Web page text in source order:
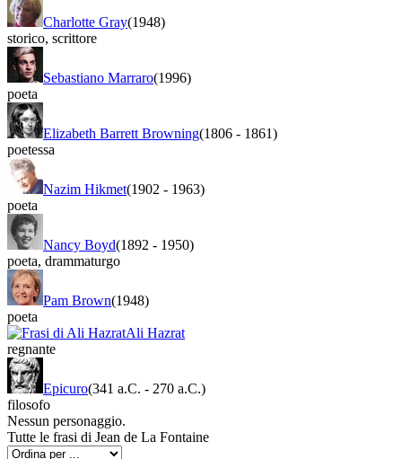
Charlotte Gray(1948)
storico, scrittore
Sebastiano Marraro(1996)
poeta
Elizabeth Barrett Browning(1806 - 1861)
poetessa
Nazim Hikmet(1902 - 1963)
poeta
Nancy Boyd(1892 - 1950)
poeta, drammaturgo
Pam Brown(1948)
poeta
Ali Hazrat
regnante
Epicuro(341 a.C. - 270 a.C.)
filosofo
Nessun personaggio.
Tutte le frasi di Jean de La Fontaine